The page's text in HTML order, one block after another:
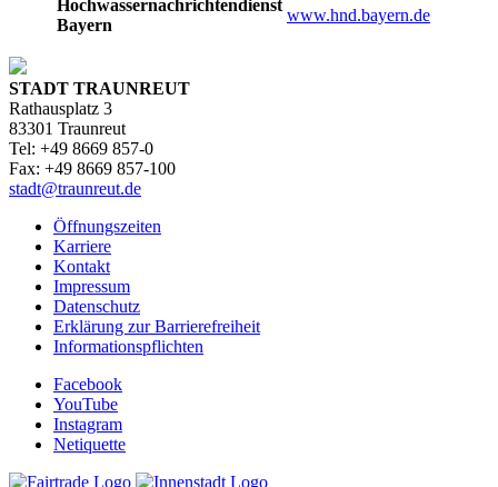
Hochwassernachrichtendienst
Bayern
www.hnd.bayern.de
STADT TRAUNREUT
Rathausplatz 3
83301 Traunreut
Tel: +49 8669 857-0
Fax: +49 8669 857-100
stadt@traunreut.de
Öffnungszeiten
Karriere
Kontakt
Impressum
Datenschutz
Erklärung zur Barrierefreiheit
Informationspflichten
Facebook
YouTube
Instagram
Netiquette